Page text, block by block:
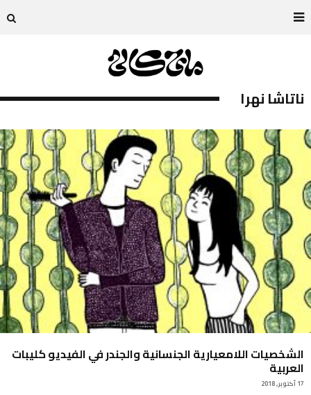
ناتاشا نهرا
الشخصيات اللامعيارية الجنسانية والجندر في الفيديو كليبات
العربية
17 أكتوبر, 2018